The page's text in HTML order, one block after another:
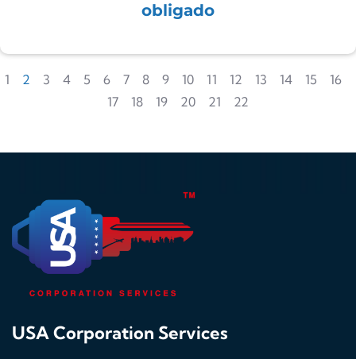
obligado
1 2 3 4 5 6 7 8 9 10 11 12 13 14 15
16
17
18 19 20 21 22
USA Corporation Services